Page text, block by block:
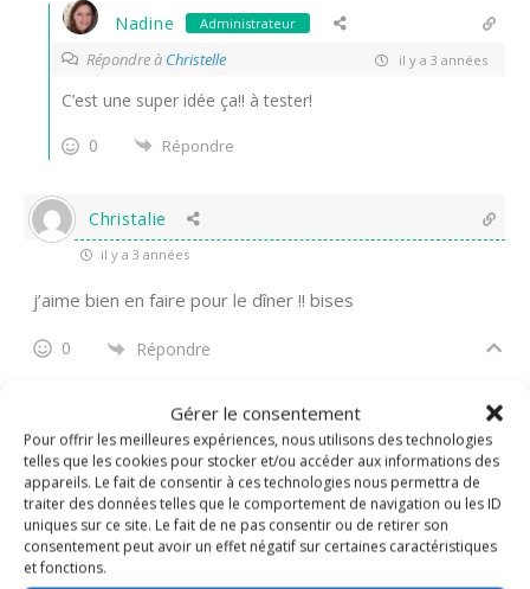
Gérer le consentement
Pour offrir les meilleures expériences, nous utilisons des technologies
telles que les cookies pour stocker et/ou accéder aux informations des
appareils. Le fait de consentir à ces technologies nous permettra de
traiter des données telles que le comportement de navigation ou les ID
uniques sur ce site. Le fait de ne pas consentir ou de retirer son
consentement peut avoir un effet négatif sur certaines caractéristiques
et fonctions.
Nadine Administrateur
Répondre à Christelle il y a 3 années
C’est une super idée ça!! à tester!
0
Répondre
Christalie
il y a 3 années
j’aime bien en faire pour le dîner !! bises
0 Répondre
Nadine Administrateur
Répondre àChristalie il y a 3 années
Oui nous aussi, c’est extra!
0
Répondre